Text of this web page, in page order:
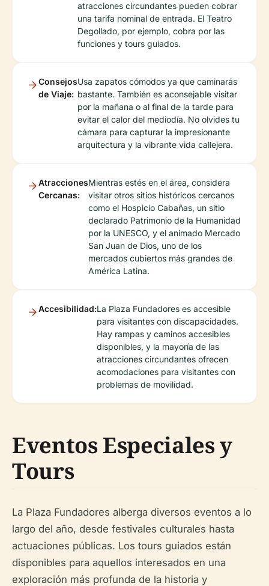
atracciones circundantes pueden cobrar
una tarifa nominal de entrada. El Teatro
Degollado, por ejemplo, cobra por las
funciones y tours guiados.
Consejos
de Viaje:
Usa zapatos cómodos ya que caminarás
bastante. También es aconsejable visitar
por la mañana o al final de la tarde para
evitar el calor del mediodía. No olvides tu
cámara para capturar la impresionante
arquitectura y la vibrante vida callejera.
Atracciones
Cercanas:
Mientras estés en el área, considera
visitar otros sitios históricos cercanos
como el Hospicio Cabañas, un sitio
declarado Patrimonio de la Humanidad
por la UNESCO, y el animado Mercado
San Juan de Dios, uno de los
mercados cubiertos más grandes de
América Latina.
Accesibilidad:La Plaza Fundadores es accesible
para visitantes con discapacidades.
Hay rampas y caminos accesibles
disponibles, y la mayoría de las
atracciones circundantes ofrecen
acomodaciones para visitantes con
problemas de movilidad.
Eventos Especiales y
Tours
La Plaza Fundadores alberga diversos eventos a lo
largo del año, desde festivales culturales hasta
actuaciones públicas. Los tours guiados están
disponibles para aquellos interesados en una
exploración más profunda de la historia y